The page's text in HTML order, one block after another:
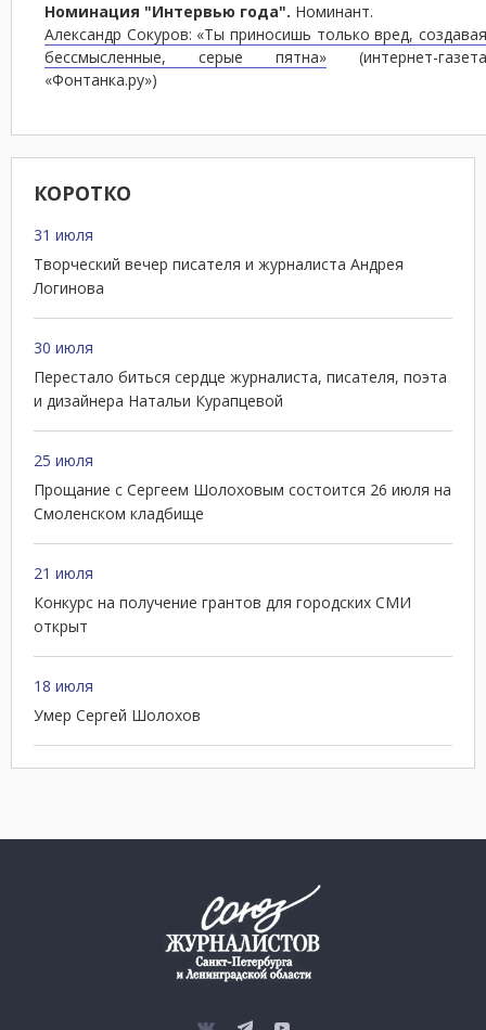
КОРОТКО
31 июля
Творческий вечер писателя и журналиста Андрея
Логинова
30 июля
Перестало биться сердце журналиста, писателя, поэта
и дизайнера Натальи Курапцевой
25 июля
Прощание с Сергеем Шолоховым состоится 26 июля на
Смоленском кладбище
21 июля
Конкурс на получение грантов для городских СМИ
открыт
18 июля
Умер Сергей Шолохов
Номинация "Интервью года". Номинант.
Александр Сокуров: «Ты приносишь только вред, создавая
бессмысленные, серые пятна» (интернет-газета
«Фонтанка.ру»)